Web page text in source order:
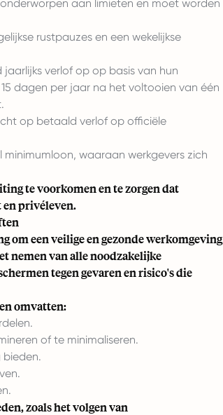
aan limieten en moet worden
rustpauzes en een wekelijkse
verlof op op basis van hun
dagen per jaar na het voltooien van één
op betaald verlof op officiële
waaraan werkgevers zich
te voorkomen en te zorgen dat
privéleven.
om een veilige en gezonde werkomgeving
nemen van alle noodzakelijke
tegen gevaren en risico's die
omvatten:
of te minimaliseren.
bieden.
zoals het volgen van